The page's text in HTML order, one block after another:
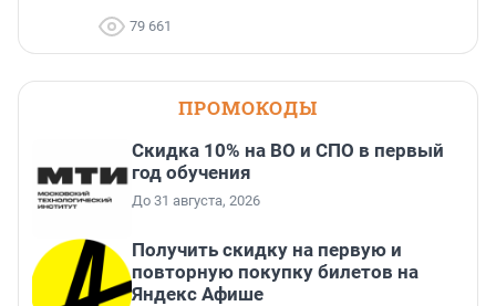
79 661
ПРОМОКОДЫ
Скидка 10% на ВО и СПО в первый
год обучения
До 31 августа, 2026
Получить скидку на первую и
повторную покупку билетов на
Яндекс Афише